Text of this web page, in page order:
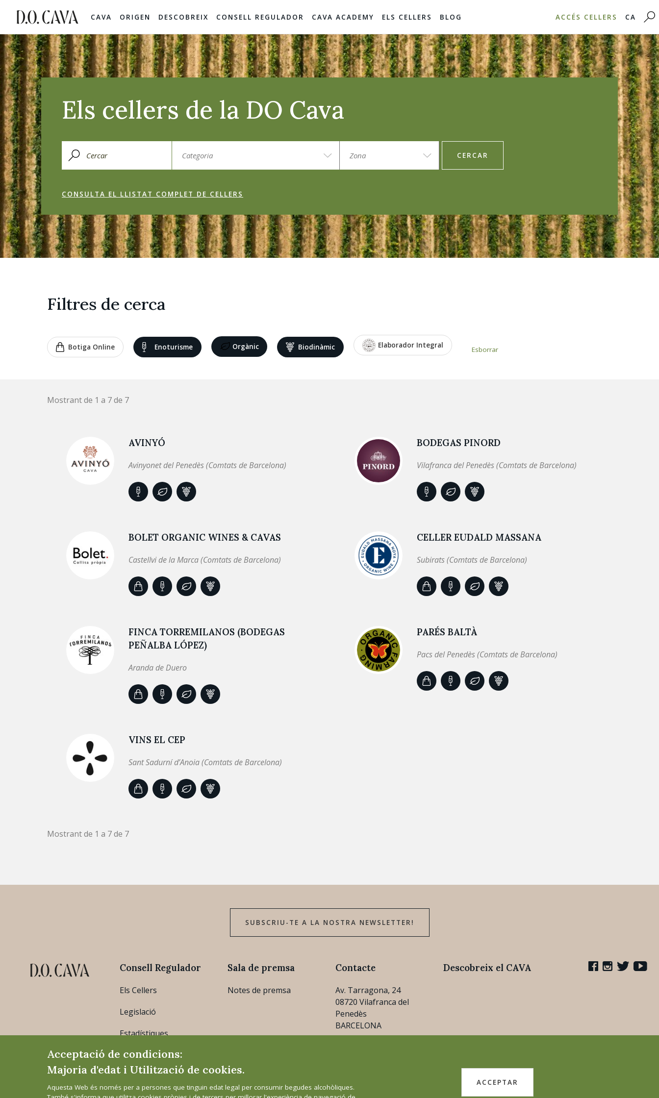
CAVA ORIGEN DESCOBREIX CONSELL REGULADOR CAVA ACADEMY ELS CELLERS BLOG ACCÉS CELLERS CA
Els cellers de la DO Cava
CERCAR
CONSULTA EL LLISTAT COMPLET DE CELLERS
Filtres de cerca
Botiga Online Enoturisme Orgànic Biodinàmic Elaborador Integral Esborrar
Mostrant de 1 a 7 de 7
AVINYÓ
Avinyonet del Penedès (Comtats de Barcelona)
BODEGAS PINORD
Vilafranca del Penedès (Comtats de Barcelona)
BOLET ORGANIC WINES & CAVAS
Castellvi de la Marca (Comtats de Barcelona)
CELLER EUDALD MASSANA
Subirats (Comtats de Barcelona)
FINCA TORREMILANOS (BODEGAS
PEÑALBA LÓPEZ)
Aranda de Duero
PARÉS BALTÀ
Pacs del Penedès (Comtats de Barcelona)
VINS EL CEP
Sant Sadurní d’Anoia (Comtats de Barcelona)
Mostrant de 1 a 7 de 7
SUBSCRIU-TE A LA NOSTRA NEWSLETTER!
Consell Regulador
Els Cellers
Legislació
Estadístiques
Sala de premsa
Notes de premsa
Contacte
Av. Tarragona, 24
08720 Vilafranca del
Penedès
BARCELONA
Descobreix el CAVA
Acceptació de condicions:
Majoria d'edat i Utilització de cookies.
Aquesta Web és només per a persones que tinguin edat legal per consumir begudes alcohòliques.
ACCEPTAR